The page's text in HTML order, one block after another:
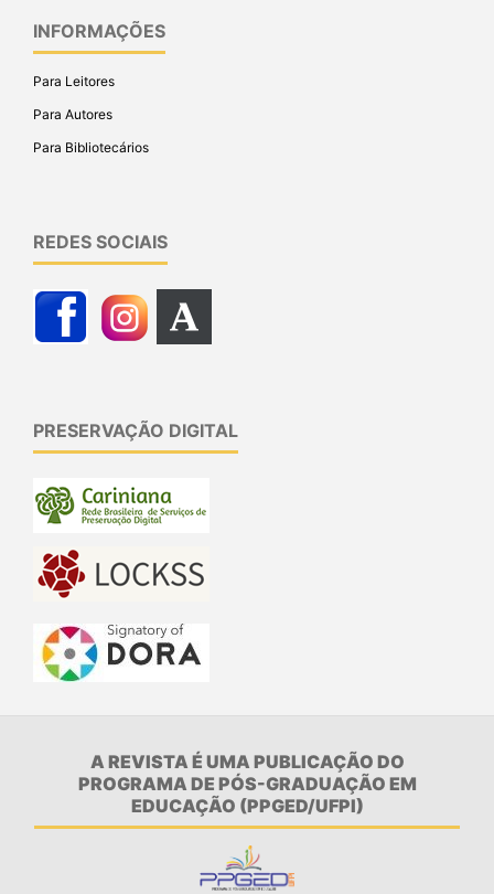
INFORMAÇÕES
Para Leitores
Para Autores
Para Bibliotecários
REDES SOCIAIS
PRESERVAÇÃO DIGITAL
A REVISTA É UMA PUBLICAÇÃO DO
PROGRAMA DE PÓS-GRADUAÇÃO EM
EDUCAÇÃO (PPGED/UFPI)